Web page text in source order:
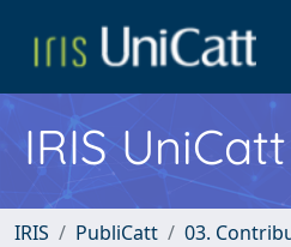
IRIS UniCatt
IRIS PubliCatt 03.